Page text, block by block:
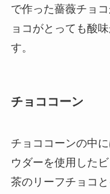
で作った薔薇チョ
ョコがとっても酸
す。
チョココーン
チョココーンの中
ウダーを使用した
茶のリーフチョコ